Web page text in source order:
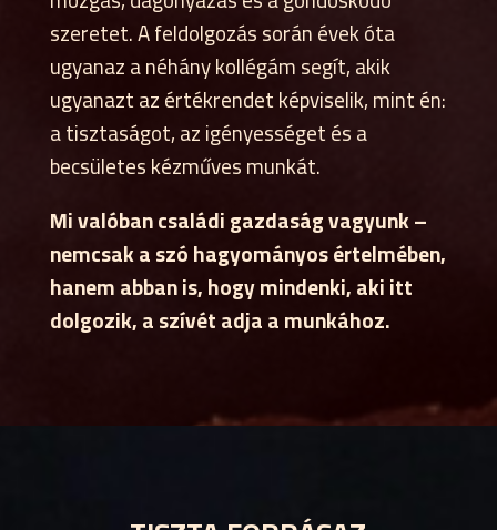
szeretet. A feldolgozás során évek óta
ugyanaz a néhány kollégám segít, akik
ugyanazt az értékrendet képviselik, mint én:
a tisztaságot, az igényességet és a
becsületes kézműves munkát.
Mi valóban családi gazdaság vagyunk –
nemcsak a szó hagyományos értelmében,
hanem abban is, hogy mindenki, aki itt
dolgozik, a szívét adja a munkához.